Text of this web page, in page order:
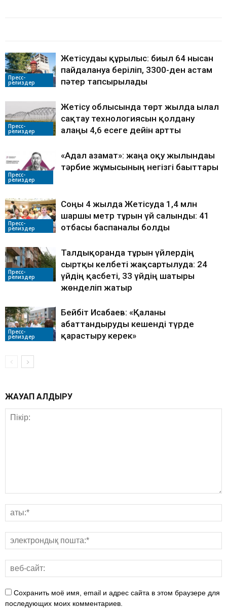
Пресс-
релиздер
Жетісудағы құрылыс: биыл 64 нысан
пайдалануға беріліп, 3300-ден астам
пәтер тапсырылады
Пресс-
релиздер
Жетісу облысында төрт жылда ылғал
сақтау технологиясын қолдану
алаңы 4,6 есеге дейін артты
Пресс-
релиздер
«Адал азамат»: жаңа оқу жылындағы
тәрбие жұмысының негізгі бағыттары
Пресс-
релиздер
Соңғы 4 жылда Жетісуда 1,4 млн
шаршы метр тұрғын үй салынды: 41
отбасы баспаналы болды
Пресс-
релиздер
Талдықорғанда тұрғын үйлердің
сыртқы келбеті жақсартылуда: 24
үйдің қасбеті, 33 үйдің шатыры
жөнделіп жатыр
Пресс-
релиздер
Бейбіт Исабаев: «Қаланы
абаттандыруды кешенді түрде
қарастыру керек»
ЖАУАП ҚАЛДЫРУ
Сохранить моё имя, email и адрес сайта в этом браузере для
последующих моих комментариев.